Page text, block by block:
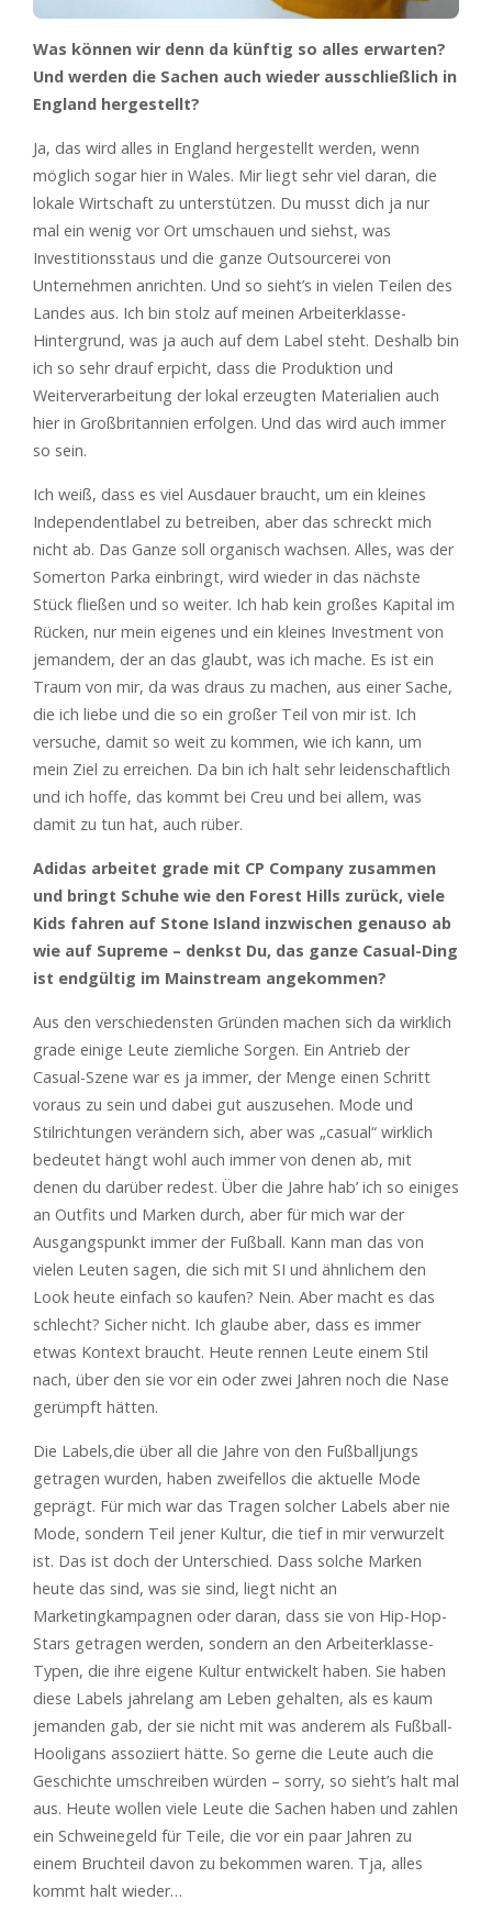
Was können wir denn da künftig so alles erwarten?
Und werden die Sachen auch wieder ausschließlich in
England hergestellt?
Ja, das wird alles in England hergestellt werden, wenn
möglich sogar hier in Wales. Mir liegt sehr viel daran, die
lokale Wirtschaft zu unterstützen. Du musst dich ja nur
mal ein wenig vor Ort umschauen und siehst, was
Investitionsstaus und die ganze Outsourcerei von
Unternehmen anrichten. Und so sieht’s in vielen Teilen des
Landes aus. Ich bin stolz auf meinen Arbeiterklasse-
Hintergrund, was ja auch auf dem Label steht. Deshalb bin
ich so sehr drauf erpicht, dass die Produktion und
Weiterverarbeitung der lokal erzeugten Materialien auch
hier in Großbritannien erfolgen. Und das wird auch immer
so sein.
Ich weiß, dass es viel Ausdauer braucht, um ein kleines
Independentlabel zu betreiben, aber das schreckt mich
nicht ab. Das Ganze soll organisch wachsen. Alles, was der
Somerton Parka einbringt, wird wieder in das nächste
Stück fließen und so weiter. Ich hab kein großes Kapital im
Rücken, nur mein eigenes und ein kleines Investment von
jemandem, der an das glaubt, was ich mache. Es ist ein
Traum von mir, da was draus zu machen, aus einer Sache,
die ich liebe und die so ein großer Teil von mir ist. Ich
versuche, damit so weit zu kommen, wie ich kann, um
mein Ziel zu erreichen. Da bin ich halt sehr leidenschaftlich
und ich hoffe, das kommt bei Creu und bei allem, was
damit zu tun hat, auch rüber.
Adidas arbeitet grade mit CP Company zusammen
und bringt Schuhe wie den Forest Hills zurück, viele
Kids fahren auf Stone Island inzwischen genauso ab
wie auf Supreme – denkst Du, das ganze Casual-Ding
ist endgültig im Mainstream angekommen?
Aus den verschiedensten Gründen machen sich da wirklich
grade einige Leute ziemliche Sorgen. Ein Antrieb der
Casual-Szene war es ja immer, der Menge einen Schritt
voraus zu sein und dabei gut auszusehen. Mode und
Stilrichtungen verändern sich, aber was „casual“ wirklich
bedeutet hängt wohl auch immer von denen ab, mit
denen du darüber redest. Über die Jahre hab’ ich so einiges
an Outfits und Marken durch, aber für mich war der
Ausgangspunkt immer der Fußball. Kann man das von
vielen Leuten sagen, die sich mit SI und ähnlichem den
Look heute einfach so kaufen? Nein. Aber macht es das
schlecht? Sicher nicht. Ich glaube aber, dass es immer
etwas Kontext braucht. Heute rennen Leute einem Stil
nach, über den sie vor ein oder zwei Jahren noch die Nase
gerümpft hätten.
Die Labels,die über all die Jahre von den Fußballjungs
getragen wurden, haben zweifellos die aktuelle Mode
geprägt. Für mich war das Tragen solcher Labels aber nie
Mode, sondern Teil jener Kultur, die tief in mir verwurzelt
ist. Das ist doch der Unterschied. Dass solche Marken
heute das sind, was sie sind, liegt nicht an
Marketingkampagnen oder daran, dass sie von Hip-Hop-
Stars getragen werden, sondern an den Arbeiterklasse-
Typen, die ihre eigene Kultur entwickelt haben. Sie haben
diese Labels jahrelang am Leben gehalten, als es kaum
jemanden gab, der sie nicht mit was anderem als Fußball-
Hooligans assoziiert hätte. So gerne die Leute auch die
Geschichte umschreiben würden – sorry, so sieht’s halt mal
aus. Heute wollen viele Leute die Sachen haben und zahlen
ein Schweinegeld für Teile, die vor ein paar Jahren zu
einem Bruchteil davon zu bekommen waren. Tja, alles
kommt halt wieder…